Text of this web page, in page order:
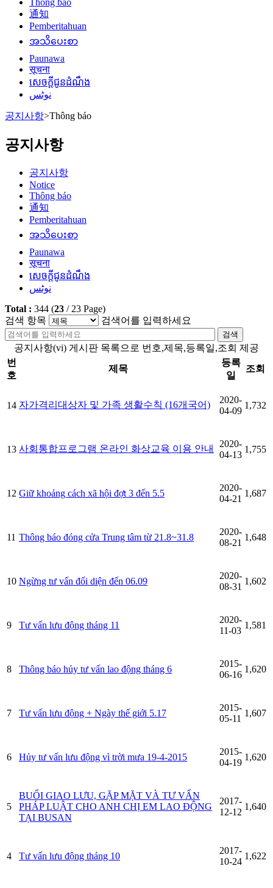
通知
Pemberitahuan
အသိပေးစာ
Paunawa
सूचना
សេចក្តីជូនដំណឹង
نوٹس
공지사항>Thông báo
공지사항
공지사항
Notice
Thông báo
通知
Pemberitahuan
အသိပေးစာ
Paunawa
सूचना
សេចក្តីជូនដំណឹង
نوٹس
Total : 344 (23 / 23 Page)
검색 항목
검색어를 입력하세요
검색
공지사항(vi) 게시판 목록으로 번호,제목,등록일,조회 제공
번
호
제목
등록
일
조회
14 자가격리대상자 및 가족 생활수칙 (16개국어)
2020-
04-09
1,732
13 사회통합프로그램 온라인 화상교육 이용 안내
2020-
04-13
1,755
12 Giữ khoảng cách xã hội đợt 3 đến 5.5
2020-
04-21
1,687
11 Thông báo đóng cửa Trung tâm từ 21.8~31.8
2020-
08-21
1,648
10 Ngừng tư vấn đối diện đến 06.09
2020-
08-31
1,602
9 Tư vấn lưu động tháng 11
2020-
11-03
1,581
8 Thông báo hủy tư vấn lao động tháng 6
2015-
06-16
1,620
7 Tư vấn lưu động + Ngày thế giới 5.17
2015-
05-11
1,607
6 Hủy tư vấn lưu động vì trời mưa 19-4-2015
2015-
04-19
1,620
5
BUỔI GIAO LƯU, GẶP MẶT VÀ TƯ VẤN
PHÁP LUẬT CHO ANH CHỊ EM LAO ĐỘNG
TẠI BUSAN
2017-
12-12
1,640
4 Tư vấn lưu động tháng 10
2017-
10-24
1,622